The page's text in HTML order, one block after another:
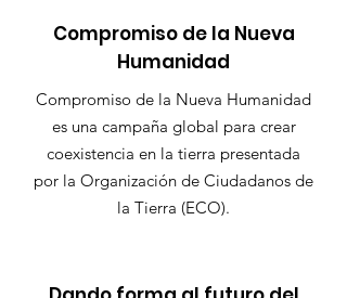
Compromiso de la Nueva
Humanidad
Compromiso de la Nueva Humanidad
es una campaña global para crear
coexistencia en la tierra presentada
por la Organización de Ciudadanos de
la Tierra (ECO).